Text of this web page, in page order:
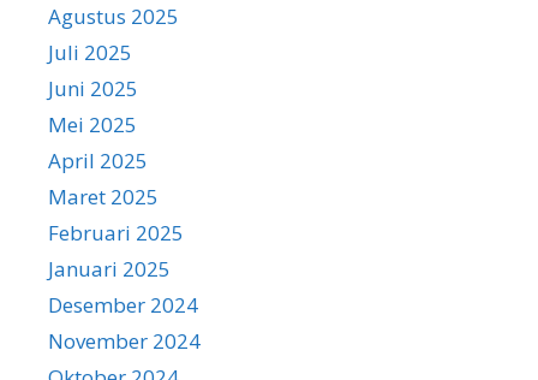
Agustus 2025
Juli 2025
Juni 2025
Mei 2025
April 2025
Maret 2025
Februari 2025
Januari 2025
Desember 2024
November 2024